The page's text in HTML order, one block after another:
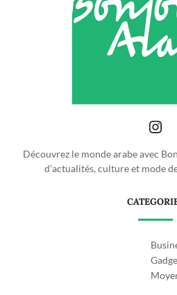
Découvrez le monde arabe avec
d'actualités, culture et mode